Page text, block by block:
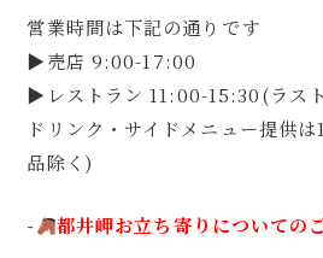
営業時間は下記の通りです
▶売店 9:00-17:00
▶レストラン 11:00-15:30(ラス
ドリンク・サイドメニュー提供
品除く) ⁡ ⁡
- 都井岬お立ち寄りについての